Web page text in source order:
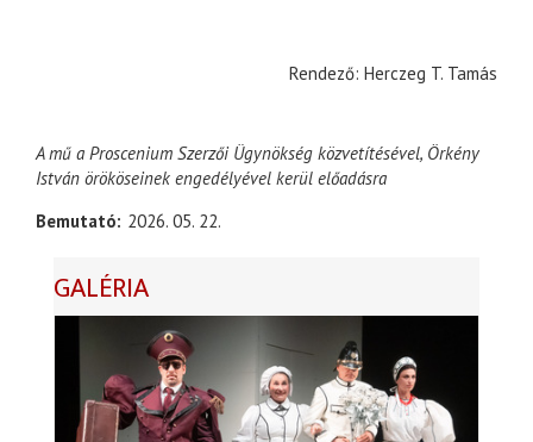
Rendező: Herczeg T. Tamás
A mű a Proscenium Szerzői Ügynökség közvetítésével, Örkény
István örököseinek engedélyével kerül előadásra
Bemutató 2026. 05. 22.
GALÉRIA